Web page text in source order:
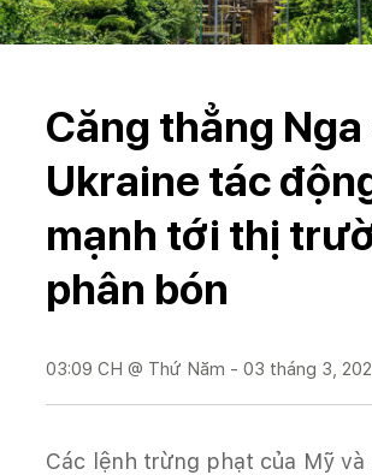
Căng thẳng Nga
Ukraine tác
mạnh tới thị
phân bón
03:09 CH @ Thứ Năm - 03 tháng 3,
Các lệnh trừng phạt của Mỹ và